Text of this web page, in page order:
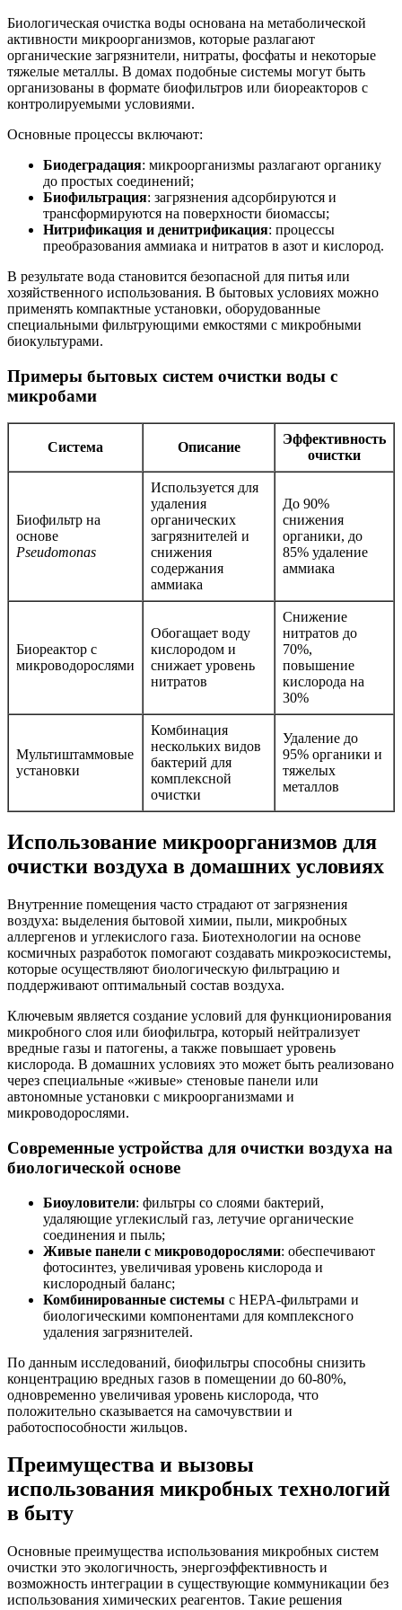
Биологическая очистка воды основана на метаболической
активности микроорганизмов, которые разлагают
органические загрязнители, нитраты, фосфаты и некоторые
тяжелые металлы. В домах подобные системы могут быть
организованы в формате биофильтров или биореакторов с
контролируемыми условиями.
Основные процессы включают:
Биодеградация: микроорганизмы разлагают органику
до простых соединений;
Биофильтрация: загрязнения адсорбируются и
трансформируются на поверхности биомассы;
Нитрификация и денитрификация: процессы
преобразования аммиака и нитратов в азот и кислород.
В результате вода становится безопасной для питья или
хозяйственного использования. В бытовых условиях можно
применять компактные установки, оборудованные
специальными фильтрующими емкостями с микробными
биокультурами.
Примеры бытовых систем очистки воды с
микробами
Система Описание
Эффективность
очистки
Биофильтр на
основе
Pseudomonas
Используется для
удаления
органических
загрязнителей и
снижения
содержания
аммиака
До 90%
снижения
органики, до
85% удаление
аммиака
Биореактор с
микроводорослями
Обогащает воду
кислородом и
снижает уровень
нитратов
Снижение
нитратов до
70%,
повышение
кислорода на
30%
Мультиштаммовые
установки
Комбинация
нескольких видов
бактерий для
комплексной
очистки
Удаление до
95% органики и
тяжелых
металлов
Использование микроорганизмов для
очистки воздуха в домашних условиях
Внутренние помещения часто страдают от загрязнения
воздуха: выделения бытовой химии, пыли, микробных
аллергенов и углекислого газа. Биотехнологии на основе
космичных разработок помогают создавать микроэкосистемы,
которые осуществляют биологическую фильтрацию и
поддерживают оптимальный состав воздуха.
Ключевым является создание условий для функционирования
микробного слоя или биофильтра, который нейтрализует
вредные газы и патогены, а также повышает уровень
кислорода. В домашних условиях это может быть реализовано
через специальные «живые» стеновые панели или
автономные установки с микроорганизмами и
микроводорослями.
Современные устройства для очистки воздуха на
биологической основе
Биоуловители: фильтры со слоями бактерий,
удаляющие углекислый газ, летучие органические
соединения и пыль;
Живые панели с микроводорослями: обеспечивают
фотосинтез, увеличивая уровень кислорода и
кислородный баланс;
Комбинированные системы с HEPA-фильтрами и
биологическими компонентами для комплексного
удаления загрязнителей.
По данным исследований, биофильтры способны снизить
концентрацию вредных газов в помещении до 60-80%,
одновременно увеличивая уровень кислорода, что
положительно сказывается на самочувствии и
работоспособности жильцов.
Преимущества и вызовы
использования микробных технологий
в быту
Основные преимущества использования микробных систем
очистки это экологичность, энергоэффективность и
возможность интеграции в существующие коммуникации без
использования химических реагентов. Такие решения